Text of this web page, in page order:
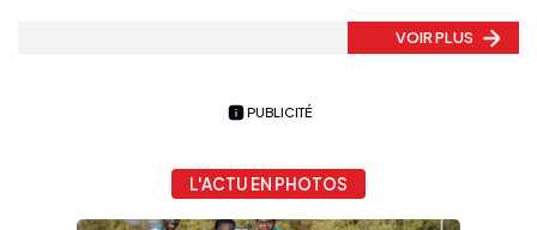
VOIR PLUS
PUBLICITÉ
L'ACTU EN PHOTOS